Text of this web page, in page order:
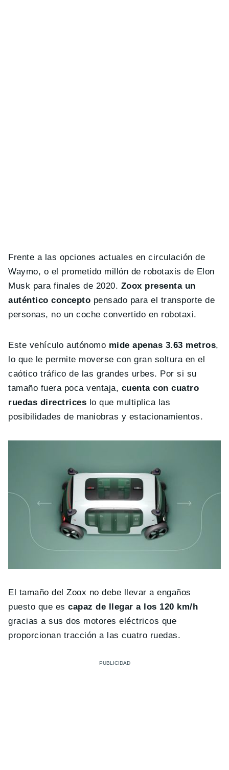
Frente a las opciones actuales en circulación de
Waymo, o el prometido millón de robotaxis de Elon
Musk para finales de 2020. Zoox presenta un
auténtico concepto pensado para el transporte de
personas, no un coche convertido en robotaxi.
Este vehículo autónomo mide apenas 3.63 metros,
lo que le permite moverse con gran soltura en el
caótico tráfico de las grandes urbes. Por si su
tamaño fuera poca ventaja, cuenta con cuatro
ruedas directrices lo que multiplica las
posibilidades de maniobras y estacionamientos.
El tamaño del Zoox no debe llevar a engaños
puesto que escapaz de llegar a los 120 km/h
gracias a sus dos motores eléctricos que
proporcionan tracción a las cuatro ruedas.